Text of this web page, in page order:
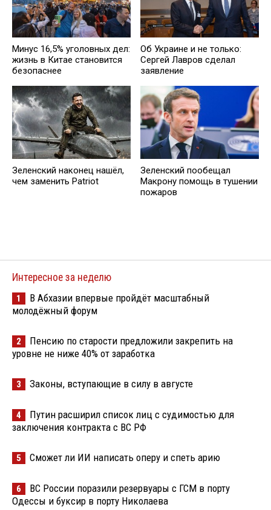
Минус 16,5% уголовных дел:
жизнь в Китае становится
безопаснее
Об Украине и не только:
Сергей Лавров сделал
заявление
Зеленский наконец нашёл,
чем заменить Patriot
Зеленский пообещал
Макрону помощь в тушении
пожаров
Интересное за неделю
1
В Абхазии впервые пройдёт масштабный
молодёжный форум
2
Пенсию по старости предложили закрепить на
уровне не ниже 40% от заработка
3 Законы, вступающие в силу в августе
4
Путин расширил список лиц с судимостью для
заключения контракта с ВС РФ
5 Сможет ли ИИ написать оперу и спеть арию
6
ВС России поразили резервуары с ГСМ в порту
Одессы и буксир в порту Николаева